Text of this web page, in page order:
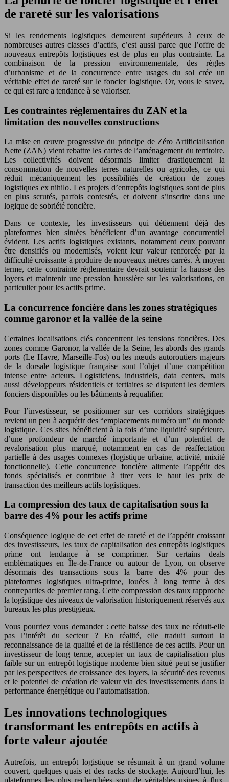
de rareté sur les valorisations
Si les rendements logistiques demeurent supérieurs à ceux de
nombreuses autres classes d’actifs, c’est aussi parce que l’offre de
nouveaux entrepôts logistiques est de plus en plus contrainte. La
combinaison de la pression environnementale, des règles
d’urbanisme et de la concurrence entre usages du sol crée un
véritable effet de rareté sur le foncier logistique. Or, vous le savez,
ce qui est rare a tendance à se valoriser.
Les contraintes réglementaires du ZAN et la
limitation des nouvelles constructions
La mise en œuvre progressive du principe de Zéro Artificialisation
Nette (ZAN) vient rebattre les cartes de l’aménagement du territoire.
Les collectivités doivent désormais limiter drastiquement la
consommation de nouvelles terres naturelles ou agricoles, ce qui
réduit mécaniquement les possibilités de création de zones
logistiques ex nihilo. Les projets d’entrepôts logistiques sont de plus
en plus scrutés, parfois contestés, et doivent s’inscrire dans une
logique de sobriété foncière.
Dans ce contexte, les investisseurs qui détiennent déjà des
plateformes bien situées bénéficient d’un avantage concurrentiel
évident. Les actifs logistiques existants, notamment ceux pouvant
être densifiés ou modernisés, voient leur valeur renforcée par la
difficulté croissante à produire de nouveaux mètres carrés. À moyen
terme, cette contrainte réglementaire devrait soutenir la hausse des
loyers et maintenir une pression haussière sur les valorisations, en
particulier pour les actifs prime.
La concurrence foncière dans les zones stratégiques
comme garonor et la vallée de la seine
Certaines localisations clés concentrent les tensions foncières. Des
zones comme Garonor, la vallée de la Seine, les abords des grands
ports (Le Havre, Marseille-Fos) ou les nœuds autoroutiers majeurs
de la dorsale logistique française sont l’objet d’une compétition
intense entre acteurs. Logisticiens, industriels, data centers, mais
aussi développeurs résidentiels et tertiaires se disputent les derniers
fonciers disponibles ou les bâtiments à requalifier.
Pour l’investisseur, se positionner sur ces corridors stratégiques
revient un peu à acquérir des “emplacements numéro un” du monde
logistique. Ces sites bénéficient à la fois d’une liquidité supérieure,
d’une profondeur de marché importante et d’un potentiel de
revalorisation plus marqué, notamment en cas de réaffectation
partielle à des usages connexes (logistique urbaine, activité, mixité
fonctionnelle). Cette concurrence foncière alimente l’appétit des
fonds spécialisés et contribue à tirer vers le haut les prix de
transaction des meilleurs actifs logistiques.
La compression des taux de capitalisation sous la
barre des 4% pour les actifs prime
Conséquence logique de cet effet de rareté et de l’appétit croissant
des investisseurs, les taux de capitalisation des entrepôts logistiques
prime ont tendance à se comprimer. Sur certains deals
emblématiques en Île-de-France ou autour de Lyon, on observe
désormais des transactions sous la barre des 4% pour des
plateformes logistiques ultra-prime, louées à long terme à des
contreparties de premier rang. Cette compression des taux rapproche
la logistique des niveaux de valorisation historiquement réservés aux
bureaux les plus prestigieux.
Vous pourriez vous demander : cette baisse des taux ne réduit-elle
pas l’intérêt du secteur ? En réalité, elle traduit surtout la
reconnaissance de la qualité et de la résilience de ces actifs. Pour un
investisseur de long terme, accepter un taux de capitalisation plus
faible sur un entrepôt logistique moderne bien situé peut se justifier
par les perspectives de croissance des loyers, la sécurité des revenus
et le potentiel de création de valeur via des investissements dans la
performance énergétique ou l’automatisation.
Les innovations technologiques
transformant les entrepôts en actifs à
forte valeur ajoutée
Autrefois, un entrepôt logistique se résumait à un grand volume
couvert, quelques quais et des racks de stockage. Aujourd’hui, les
plateformes les plus recherchées sont de véritables usines à flux,